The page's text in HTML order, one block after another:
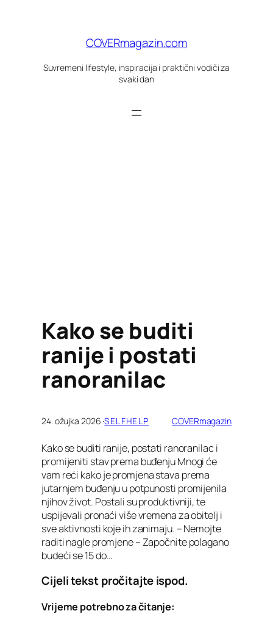
COVERmagazin.com
Suvremeni lifestyle, inspiracija i praktični vodiči za
svaki dan
Kako se buditi
ranije i postati
ranoranilac
24. ožujka 2026. ·SELFHELP COVERmagazin
Kako se buditi ranije, postati ranoranilac i
promijeniti stav prema buđenju Mnogi će
vam reći kako je promjena stava prema
jutarnjem buđenju u potpunosti promijenila
njihov život. Postali su produktivniji, te
uspijevali pronaći više vremena za obitelj i
sve aktivnosti koje ih zanimaju. – Nemojte
raditi nagle promjene – Započnite polagano
budeći se 15 do…
Cijeli tekst pročitajte ispod.
Vrijeme potrebno za čitanje: